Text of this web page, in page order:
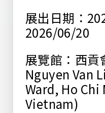
展出日期：
2026/06/20
展覽館：西貢
Nguyen Van
Ward, Ho
Vietnam)